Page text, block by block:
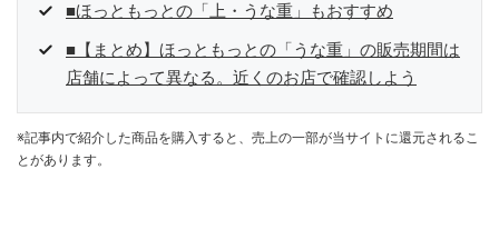
■ほっともっとの「上・うな重」もおすすめ
■【まとめ】ほっともっとの「うな重」の販売期間は
店舗によって異なる。近くのお店で確認しよう
※記事内で紹介した商品を購入すると、売上の一部が当サイトに還元されるこ
とがあります。